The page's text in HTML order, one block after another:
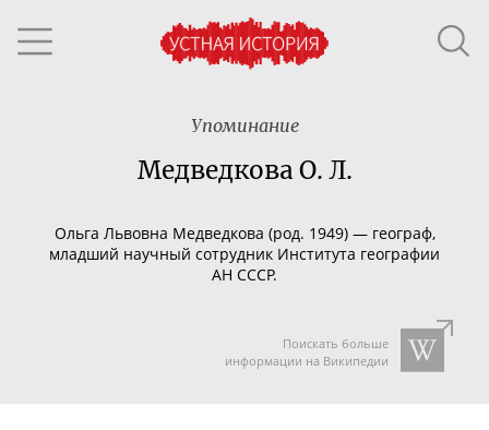
Упоминание
Медведкова О. Л.
Ольга Львовна Медведкова (род. 1949) — географ,
младший научный сотрудник Института географии
АН СССР.
Поискать больше
информации на Википедии